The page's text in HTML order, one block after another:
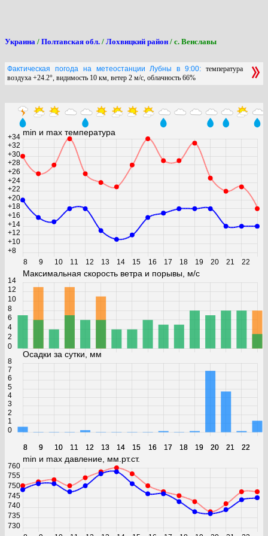
Украина / Полтавская обл. / Лохвицкий район / с. Венславы
Фактическая погода на метеостанции Лубны в 9:00: температура
воздуха +24.2°, видимость 10 км, ветер 2 м/с, облачность 66%
min и max температура
8 9 10 11 12 13 14 15 16 17 18 19 20 21 22
+8
+10
+12
+14
+16
+18
+20
+22
+24
+26
+28
+30
+32
+34
Максимальная скорость ветра и порывы, м/с
8 9 10 11 12 13 14 15 16 17 18 19 20 21 22
0
2
4
6
8
10
12
14
Осадки за сутки, мм
8 9 10 11 12 13 14 15 16 17 18 19 20 21 22
0
1
2
3
4
5
6
7
8
min и max давление, мм.рт.ст.
730
735
740
745
750
755
760